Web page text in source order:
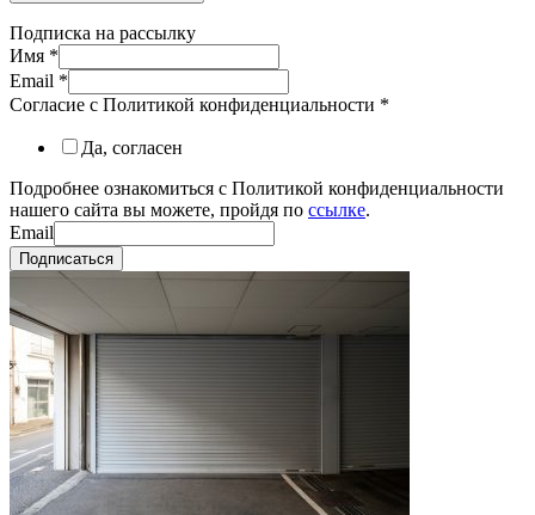
Подписка на рассылку
Имя *
Email *
Согласие с Политикой конфиденциальности *
Да, согласен
Подробнее ознакомиться с Политикой конфиденциальности
нашего сайта вы можете, пройдя по ссылке.
Email
Подписаться